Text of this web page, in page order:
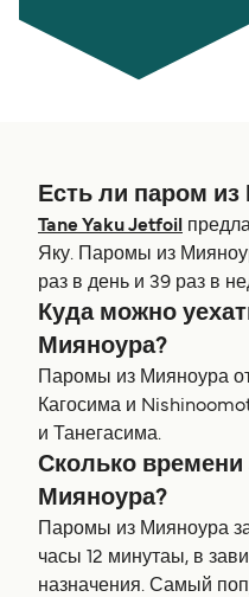
Есть ли паром
Tane Yaku Jetfoil
Яку. Паромы из
раз в день и 39 раз в
Куда можно
Мияноура?
Паромы из Мияноура
Кагосима и
и Танегасима.
Сколько времени
Мияноура?
Паромы из Мияноура
часы 12 минутаы, в
назначения. Самый